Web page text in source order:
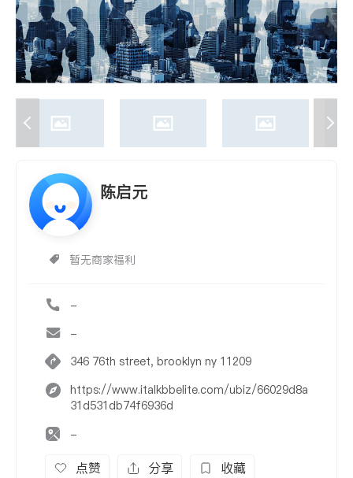
养老 非盈利组织
陈启元
暂无商家福利
-
-
346 76th street, brooklyn ny 11209
https://www.italkbbelite.com/ubiz/66029d8a
31d531db74f6936d
-
点赞 分享 收藏